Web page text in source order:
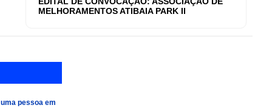
MELHORAMENTOS ATIBAIA PARK II
pessoa em